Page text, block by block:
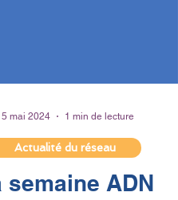
15 mai 2024 1 min de lecture
Actualité du réseau